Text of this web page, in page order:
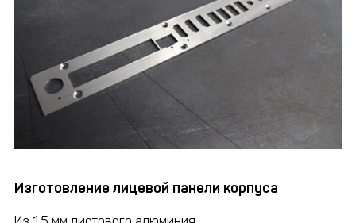
Изготовление лицевой панели корпуса